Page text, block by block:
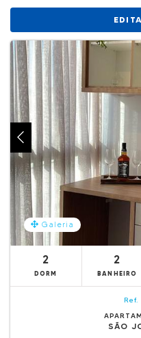
Galeria
2
DORM
2
BANHEIRO
Ref.
SÃO